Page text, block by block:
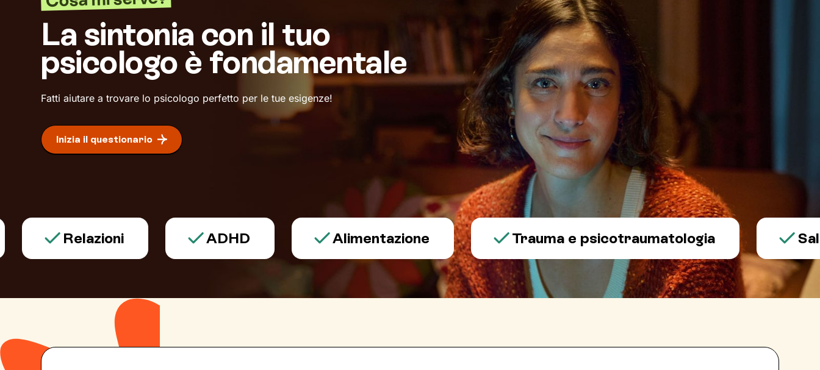
La sintonia con il tuo
psicologo è fondamentale
Fatti aiutare a trovare lo psicologo perfetto per le tue esigenze!
Inizia il questionario
Relazioni ADHD Alimentazione Trauma e psicotraumatologia